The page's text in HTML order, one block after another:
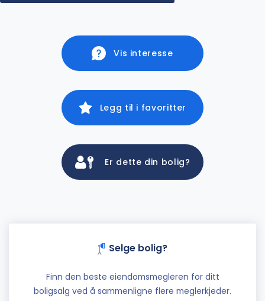
Vis interesse
Legg til i favoritter
Er dette din bolig?
Selge bolig?
Finn den beste eiendomsmegleren for ditt
boligsalg ved å sammenligne flere meglerkjeder.